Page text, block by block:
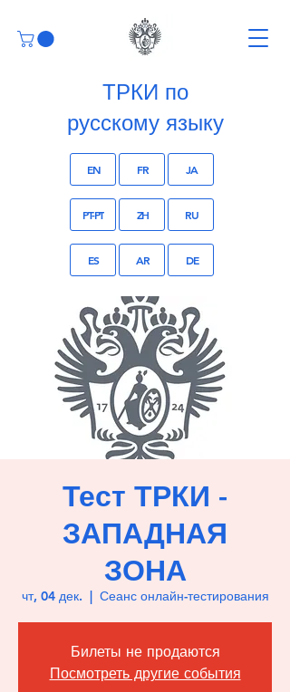
ТРКИ по
русскому языку
EN FR JA
PT-PT ZH RU
ES AR DE
Тест ТРКИ -
ЗАПАДНАЯ
ЗОНА
чт, 04 дек. Сеанс онлайн-тестирования
Билеты не продаются
Посмотреть другие события